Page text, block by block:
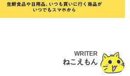
WRITER
ねこえもん